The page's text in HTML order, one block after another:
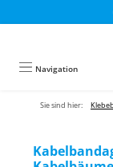
Navigation
Sie sind hier: